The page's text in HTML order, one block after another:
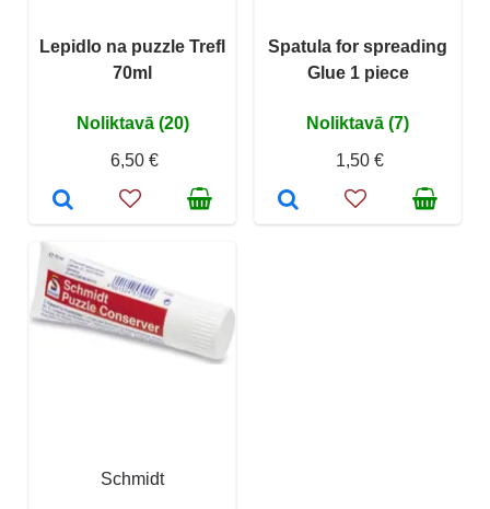
Lepidlo na puzzle Trefl
70ml
Noliktavā (20)
6,50 €
Spatula for spreading
Glue 1 piece
Noliktavā (7)
1,50 €
Schmidt